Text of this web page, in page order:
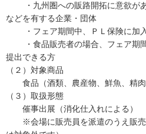
・九州圏への販路開拓に意欲
などを有する企業・団体
・フェア期間中、ＰＬ保険に加
・食品販売者の場合、フェア期間
提出できる方
（２）対象商品
食品（酒類、農産物、鮮魚、精
（３）取扱形態
催事出展（消化仕入れによる）
※会場に販売員を派遣のうえ販売